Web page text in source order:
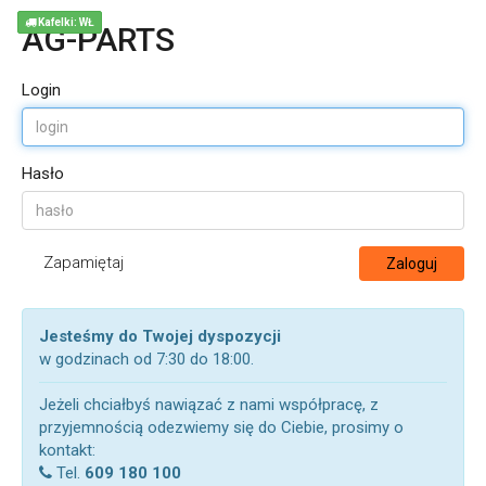
AG-PARTS
Login
Hasło
Zapamiętaj Zaloguj
Jesteśmy do Twojej dyspozycji
w godzinach od 7:30 do 18:00.
Jeżeli chciałbyś nawiązać z nami współpracę, z
przyjemnością odezwiemy się do Ciebie, prosimy o
kontakt:
Tel. 609 180 100
Kafelki: WŁ